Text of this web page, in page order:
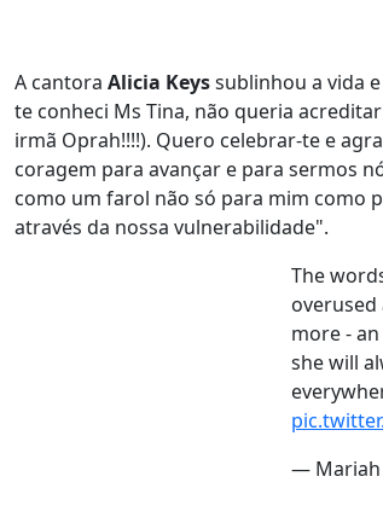
A cantora Alicia Keyssublinhou a vida
te conheci Ms Tina, não queria
irmã Oprah!!!!). Quero celebrar-te e
coragem para avançar e para sermos
como um farol não só para mim como
através da nossa vulnerabilidade".
The
overused
more -
she will
— Mariah